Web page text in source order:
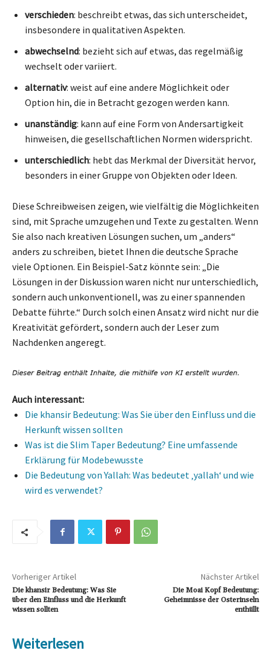
verschieden: beschreibt etwas, das sich unterscheidet,
insbesondere in qualitativen Aspekten.
abwechselnd: bezieht sich auf etwas, das regelmäßig
wechselt oder variiert.
alternativ: weist auf eine andere Möglichkeit oder
Option hin, die in Betracht gezogen werden kann.
unanständig: kann auf eine Form von Andersartigkeit
hinweisen, die gesellschaftlichen Normen widerspricht.
unterschiedlich: hebt das Merkmal der Diversität hervor,
besonders in einer Gruppe von Objekten oder Ideen.
Diese Schreibweisen zeigen, wie vielfältig die Möglichkeiten
sind, mit Sprache umzugehen und Texte zu gestalten. Wenn
Sie also nach kreativen Lösungen suchen, um „anders“
anders zu schreiben, bietet Ihnen die deutsche Sprache
viele Optionen. Ein Beispiel-Satz könnte sein: „Die
Lösungen in der Diskussion waren nicht nur unterschiedlich,
sondern auch unkonventionell, was zu einer spannenden
Debatte führte.“ Durch solch einen Ansatz wird nicht nur die
Kreativität gefördert, sondern auch der Leser zum
Nachdenken angeregt.
Auch interessant:
Die khansir Bedeutung: Was Sie über den Einfluss und die
Herkunft wissen sollten
Was ist die Slim Taper Bedeutung? Eine umfassende
Erklärung für Modebewusste
Die Bedeutung von Yallah: Was bedeutet ‚yallah‘ und wie
wird es verwendet?
Vorheriger Artikel
Die khansir Bedeutung: Was Sie
über den Einfluss und die Herkunft
wissen sollten
Nächster Artikel
Die Moai Kopf Bedeutung:
Geheimnisse der Osterinseln
enthüllt
Weiterlesen